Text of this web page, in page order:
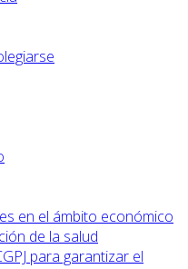
en el ámbito económico
de la salud
para garantizar el